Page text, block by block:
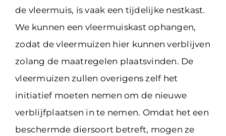
de vleermuis, is vaak een tijdelijke nestkast.
We kunnen een vleermuiskast ophangen,
zodat de vleermuizen hier kunnen verblijven
zolang de maatregelen plaatsvinden. De
vleermuizen zullen overigens zelf het
initiatief moeten nemen om de nieuwe
verblijfplaatsen in te nemen. Omdat het een
beschermde diersoort betreft, mogen ze